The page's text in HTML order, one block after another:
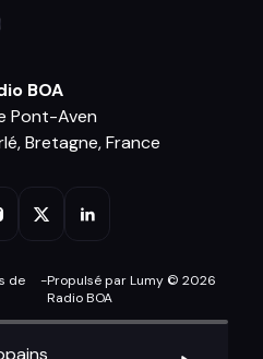
BOA
Pont-Aven
Bretagne, France
de
-Propulsé par Lumy © 2026
Radio BOA